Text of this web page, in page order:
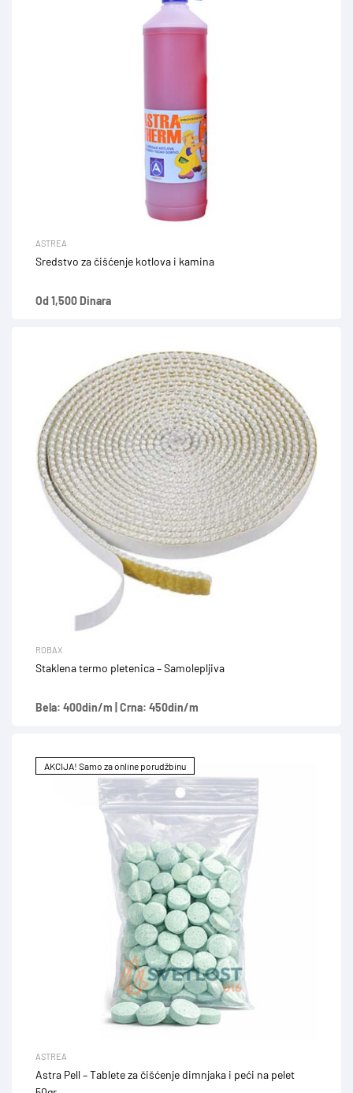
ASTREA
Sredstvo za čišćenje kotlova i kamina
Od 1,500 Dinara
ROBAX
Staklena termo pletenica – Samolepljiva
Bela: 400din/m | Crna: 450din/m
AKCIJA! Samo za online porudžbinu
ASTREA
Astra Pell – Tablete za čišćenje dimnjaka i peći na pelet